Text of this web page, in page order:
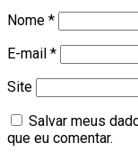
Nome *
E-mail *
Site
Salvar meus
que eu comentar.